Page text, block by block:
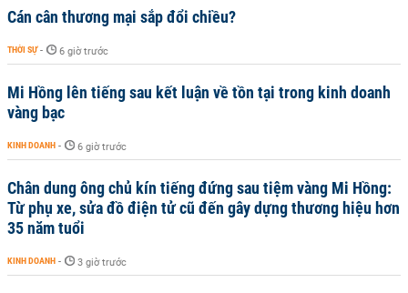
Cán cân thương mại sắp đổi chiều?
THỜI SỰ - 6 giờ trước
Mi Hồng lên tiếng sau kết luận về tồn tại trong kinh doanh
vàng bạc
KINH DOANH - 6 giờ trước
Chân dung ông chủ kín tiếng đứng sau tiệm vàng Mi Hồng:
Từ phụ xe, sửa đồ điện tử cũ đến gây dựng thương hiệu hơn
35 năm tuổi
KINH DOANH - 3 giờ trước